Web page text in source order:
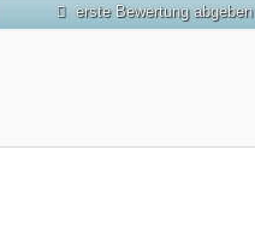
erste Bewertung abgeben